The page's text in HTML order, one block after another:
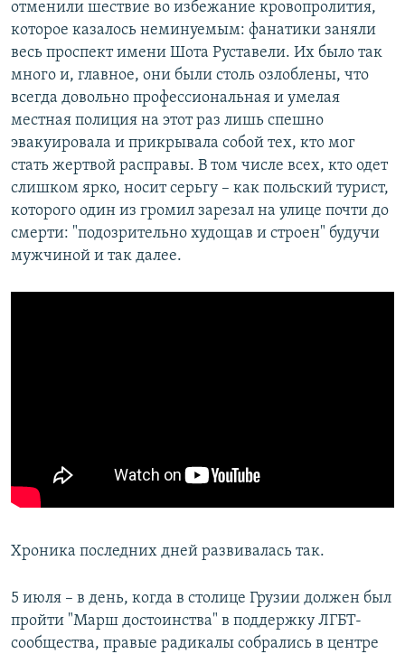
отменили шествие во избежание кровопролития,
которое казалось неминуемым: фанатики заняли
весь проспект имени Шота Руставели. Их было так
много и, главное, они были столь озлоблены, что
всегда довольно профессиональная и умелая
местная полиция на этот раз лишь спешно
эвакуировала и прикрывала собой тех, кто мог
стать жертвой расправы. В том числе всех, кто одет
слишком ярко, носит серьгу – как польский турист,
которого один из громил зарезал на улице почти до
смерти: "подозрительно худощав и строен" будучи
мужчиной и так далее.
Хроника последних дней развивалась так.
5 июля – в день, когда в столице Грузии должен был
пройти "Марш достоинства" в поддержку ЛГБТ-
сообщества, правые радикалы собрались в центре